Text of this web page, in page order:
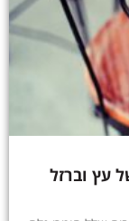
עץ וברזל